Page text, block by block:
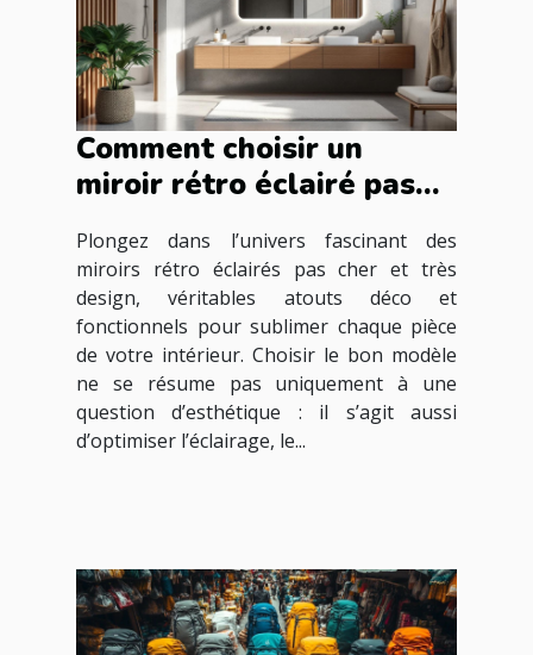
Comment choisir un
miroir rétro éclairé pas
votre intérieur ?
Plongez dans l’univers fascinant des
miroirs rétro éclairés pas cher et très
design, véritables atouts déco et
fonctionnels pour sublimer chaque pièce
de votre intérieur. Choisir le bon modèle
ne se résume pas uniquement à une
question d’esthétique : il s’agit aussi
d’optimiser l’éclairage, le...